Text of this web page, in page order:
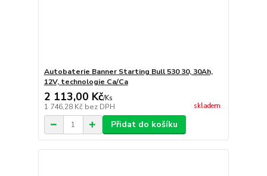
Autobaterie Banner Starting Bull 530 30, 30Ah,
12V, technologie Ca/Ca
2 113,00 Kč/Ks
1 746,28 Kč bez DPH skladem
Přidat do košíku